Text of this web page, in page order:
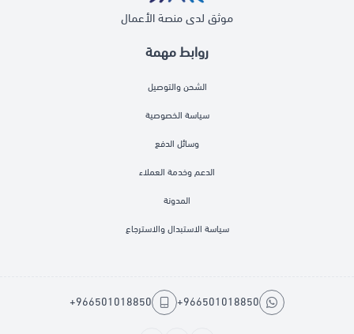
روابط مهمة
الشحن والتوصيل
سياسة الخصوصية
وسائل الدفع
الدعم وخدمة العملاء
المدونة
سياسة الاستبدال والاسترجاع
موثق لدى منصة الأعمال
+966501018850
+966501018850